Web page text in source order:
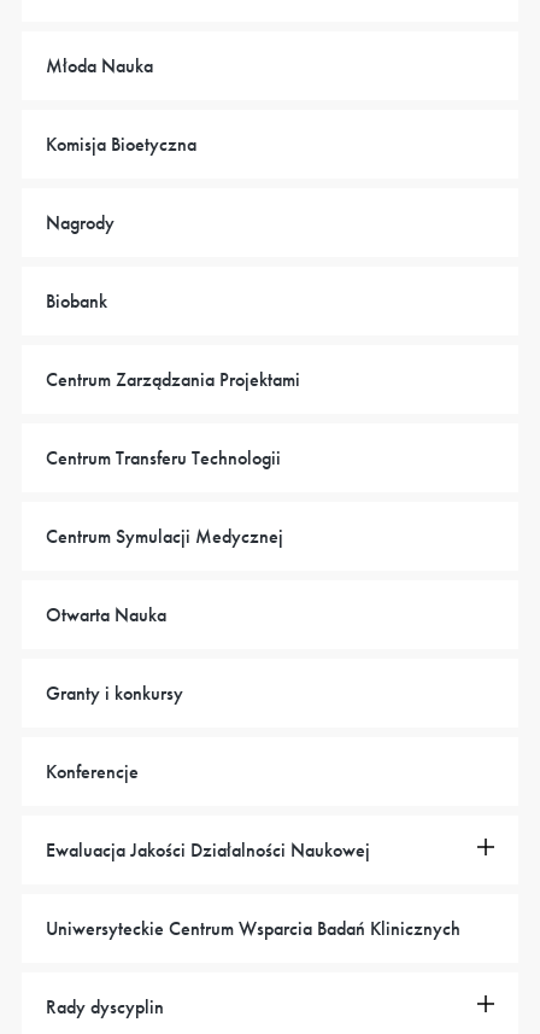
Młoda Nauka
Komisja Bioetyczna
Nagrody
Biobank
Centrum Zarządzania Projektami
Centrum Transferu Technologii
Centrum Symulacji Medycznej
Otwarta Nauka
Granty i konkursy
Konferencje
Ewaluacja Jakości Działalności Naukowej
Uniwersyteckie Centrum Wsparcia Badań Klinicznych
Rady dyscyplin